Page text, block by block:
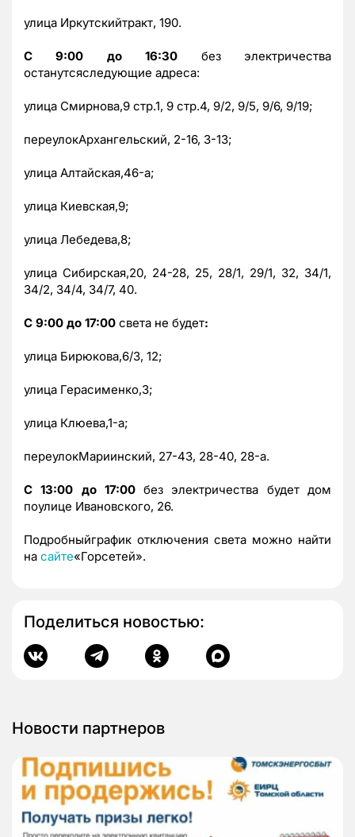
улица Иркутскийтракт, 190.
С 9:00 до 16:30 без электричества
останутсяследующие адреса:
улица Смирнова,9 стр.1, 9 стр.4, 9/2, 9/5, 9/6, 9/19;
переулокАрхангельский, 2-16, 3-13;
улица Алтайская,46-а;
улица Киевская,9;
улица Лебедева,8;
улица Сибирская,20, 24-28, 25, 28/1, 29/1, 32, 34/1,
34/2, 34/4, 34/7, 40.
С 9:00 до 17:00 света не будет:
улица Бирюкова,6/3, 12;
улица Герасименко,3;
улица Клюева,1-а;
переулокМариинский, 27-43, 28-40, 28-а.
С 13:00 до 17:00без электричества будет дом
поулице Ивановского, 26.
Подробныйграфик отключения света можно найти
на сайте«Горсетей».
Поделиться новостью:
Новости партнеров